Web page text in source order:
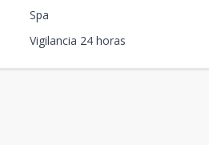
Spa
Vigilancia 24 horas